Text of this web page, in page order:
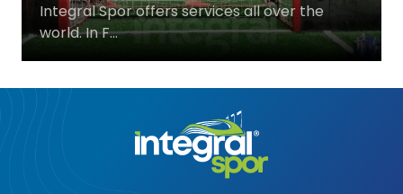
Волейбольные Корты
Гандбольные Корты
Многофункциональные Поля
Хоккейные Поля
Integral Spor offers services all over the
world. In F...